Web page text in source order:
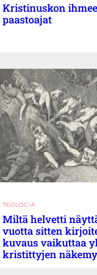
Kristinuskon
paastoajat
TEOLOGIA
Miltä helvetti
vuotta sitten
kuvaus vaikuttaa
kristittyjen